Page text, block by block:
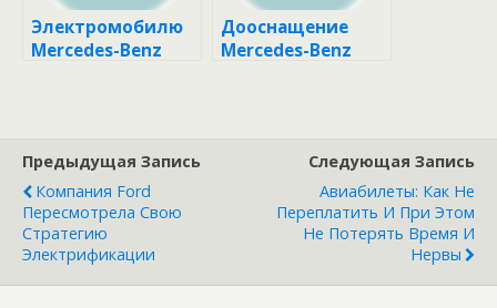
Электромобилю
Mercedes-Benz
Дооснащение
Mercedes-Benz
Предыдущая Запись
Компания Ford
Пересмотрела Свою
Стратегию
Электрификации
Следующая Запись
Авиабилеты: Как Не
Переплатить И При Этом
Не Потерять Время И
Нервы